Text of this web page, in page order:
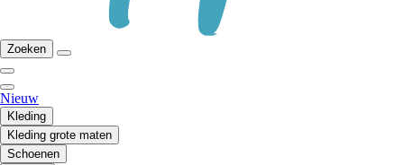
Zoeken
Nieuw
Kleding
Kleding grote maten
Schoenen